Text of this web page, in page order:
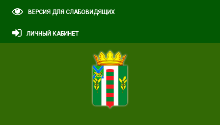
ВЕРСИЯ ДЛЯ СЛАБОВИДЯЩИХ
ЛИЧНЫЙ КАБИНЕТ